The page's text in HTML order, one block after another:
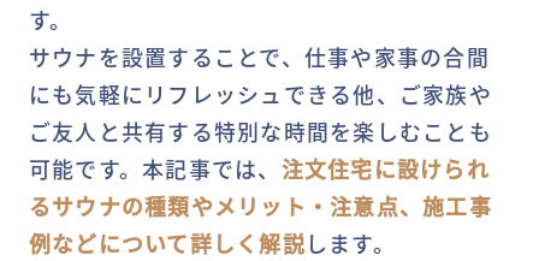
す。
サウナを設置することで、仕事や家事の合間
にも気軽にリフレッシュできる他、ご家族や
ご友人と共有する特別な時間を楽しむことも
可能です。本記事では、 注文住宅に設けられ
るサウナの種類やメリット・注意点、施工事
例などについて詳しく解説します。